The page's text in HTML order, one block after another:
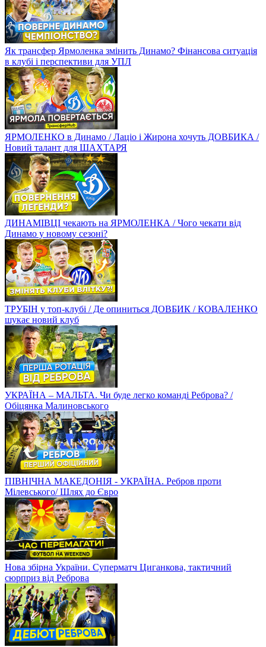
Як трансфер Ярмоленка змінить Динамо? Фінансова ситуація
в клубі і перспективи для УПЛ
ЯРМОЛЕНКО в Динамо / Лаціо і Жирона хочуть ДОВБИКА /
Новий талант для ШАХТАРЯ
ДИНАМІВЦІ чекають на ЯРМОЛЕНКА / Чого чекати від
Динамо у новому сезоні?
ТРУБІН у топ-клубі / Де опиниться ДОВБИК / КОВАЛЕНКО
шукає новий клуб
УКРАЇНА – МАЛЬТА. Чи буде легко команді Реброва? /
Обіцянка Малиновського
ПІВНІЧНА МАКЕДОНІЯ - УКРАЇНА. Ребров проти
Мілевського/ Шлях до Євро
Нова збірна України. Суперматч Циганкова, тактичний
сюрприз від Реброва